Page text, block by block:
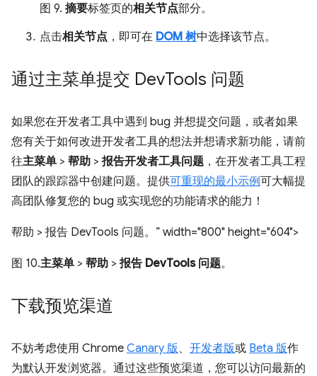
图 9. 摘要标签页的相关节点部分。
点击相关节点 ，即可在 DOM 树中选择该节点。
通过主菜单提交 DevTools 问题
如果您在开发者工具中遇到 bug 并想提交问题，或者如果
您有关于如何改进开发者工具的想法并想请求新功能，请前
往主菜单 > 帮助 > 报告开发者工具问题 ，在开发者工具工程
团队的跟踪器中创建问题。提供可重现的最小示例可大幅提
高团队修复您的 bug 或实现您的功能请求的能力！
帮助 > 报告 DevTools 问题。” width="800" height="604">
图 10.主菜单 > 帮助 > 报告 DevTools 问题。
下载预览渠道
不妨考虑使用 Chrome Canary 版 、 开发者版或 Beta 版作
为默认开发浏览器。通过这些预览渠道，您可以访问最新的